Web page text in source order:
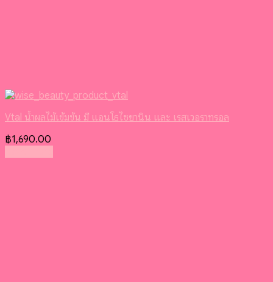
Vtal น้ำผลไม้เข้มข้น มี แอนโธไซยานิน และ เรสเวอราทรอล
฿1,690.00